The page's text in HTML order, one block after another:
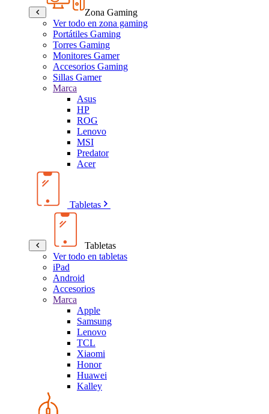
Zona Gaming
Ver todo en zona gaming
Portátiles Gaming
Torres Gaming
Monitores Gamer
Accesorios Gaming
Sillas Gamer
Marca
Asus
HP
ROG
Lenovo
MSI
Predator
Acer
Tabletas
Tabletas
Ver todo en tabletas
iPad
Android
Accesorios
Marca
Apple
Samsung
Lenovo
TCL
Xiaomi
Honor
Huawei
Kalley